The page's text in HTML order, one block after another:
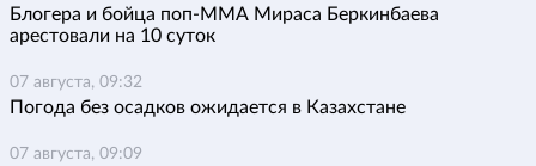
Блогера и бойца поп-ММА Мираса Беркинбаева
арестовали на 10 суток
07 августа, 09:32
Погода без осадков ожидается в Казахстане
07 августа, 09:09